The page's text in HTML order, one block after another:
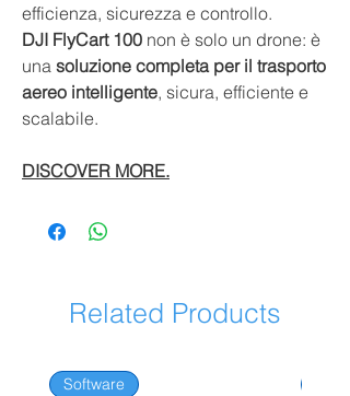
efficienza, sicurezza e controllo.
DJI FlyCart 100 non è solo un drone: è
una soluzione completa per il trasporto
aereo intelligente, sicura, efficiente e
scalabile.
DISCOVER MORE.
Related Products
Software